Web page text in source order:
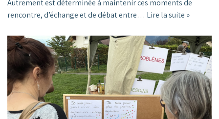
Autrement est déterminée à maintenir ces moments de
rencontre, d’échange et de débat entre… Lire la suite »